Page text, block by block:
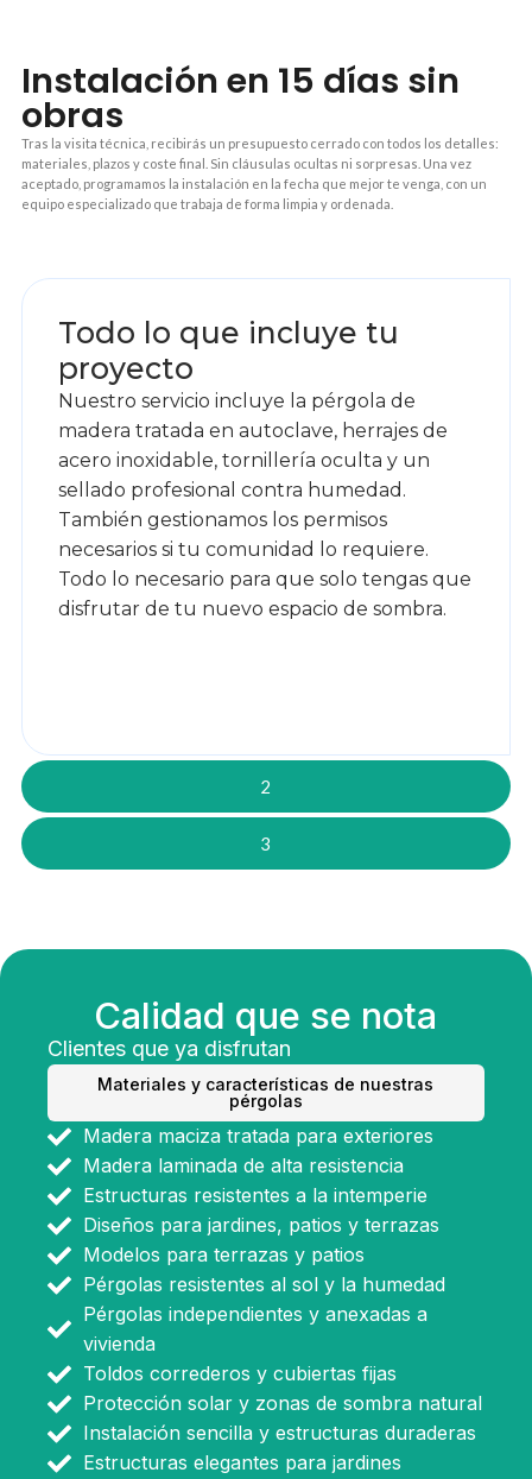
Instalación en 15 días sin
obras
Tras la visita técnica, recibirás un presupuesto cerrado con todos los detalles:
materiales, plazos y coste final. Sin cláusulas ocultas ni sorpresas. Una vez
aceptado, programamos la instalación en la fecha que mejor te venga, con un
equipo especializado que trabaja de forma limpia y ordenada.
2
3
Todo lo que incluye tu
proyecto
Nuestro servicio incluye la pérgola de
madera tratada en autoclave, herrajes de
acero inoxidable, tornillería oculta y un
sellado profesional contra humedad.
También gestionamos los permisos
necesarios si tu comunidad lo requiere.
Todo lo necesario para que solo tengas que
disfrutar de tu nuevo espacio de sombra.
Calidad que se nota
Clientes que ya disfrutan
Materiales y características de nuestras
pérgolas
Madera maciza tratada para exteriores
Madera laminada de alta resistencia
Estructuras resistentes a la intemperie
Diseños para jardines, patios y terrazas
Modelos para terrazas y patios
Pérgolas resistentes al sol y la humedad
Pérgolas independientes y anexadas a
vivienda
Toldos correderos y cubiertas fijas
Protección solar y zonas de sombra natural
Instalación sencilla y estructuras duraderas
Estructuras elegantes para jardines